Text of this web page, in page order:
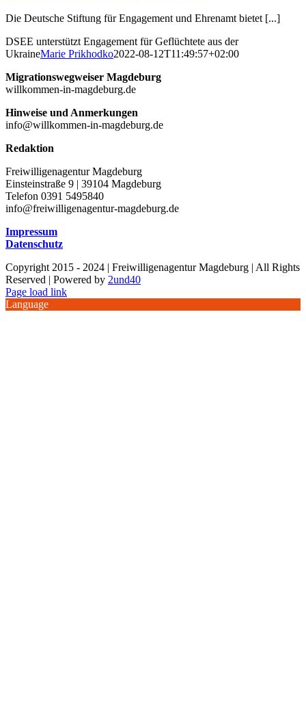
Die Deutsche Stiftung für Engagement und Ehrenamt bietet [...]
DSEE unterstützt Engagement für Geflüchtete aus der
UkraineMarie Prikhodko2022-08-12T11:49:57+02:00
Migrationswegweiser Magdeburg
willkommen-in-magdeburg.de
Hinweise und Anmerkungen
info@willkommen-in-magdeburg.de
Redaktion
Freiwilligenagentur Magdeburg
Einsteinstraße 9 | 39104 Magdeburg
Telefon 0391 5495840
info@freiwilligenagentur-magdeburg.de
Impressum
Datenschutz
Copyright 2015 - 2024 | Freiwilligenagentur Magdeburg | All Rights
Reserved | Powered by 2und40
Facebook
Instagram
YouTube
Page load link
Language